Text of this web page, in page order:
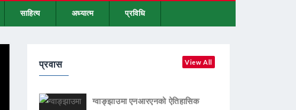
साहित्य अध्यात्म प्रविधि
प्रवास View All
ग्वाङ्झाउमा एनआरएनको ऐतिहासिक